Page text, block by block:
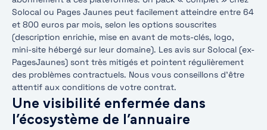
Solocal ou Pages Jaunes peut facilement atteindre entre 64
et 800 euros par mois, selon les options souscrites
(description enrichie, mise en avant de mots-clés, logo,
mini-site hébergé sur leur domaine). Les avis sur Solocal (ex-
PagesJaunes) sont très mitigés et pointent régulièrement
des problèmes contractuels. Nous vous conseillons d’être
attentif aux conditions de votre contrat.
Une visibilité enfermée dans
l’écosystème de l’annuaire